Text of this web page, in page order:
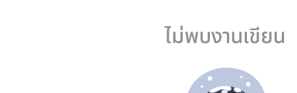
ไม่พบงานเขียน